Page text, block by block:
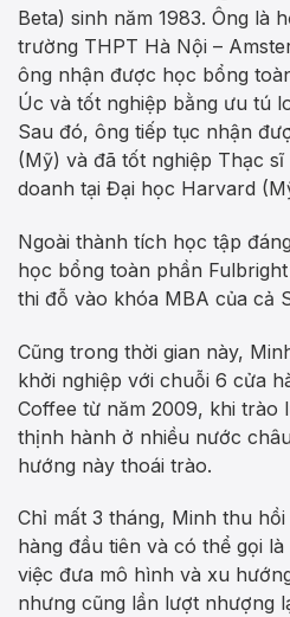
Beta) sinh năm 1983. Ông là
trường THPT Hà Nội –
ông nhận được học bổng
Úc và tốt nghiệp bằng ưu tú
Sau đó, ông tiếp tục nhận
(Mỹ) và đã tốt nghiệp Thạc
doanh tại Đại học Harvard
Ngoài thành tích học tập
học bổng toàn phần
thi đỗ vào khóa MBA của cả
Cũng trong thời gian này,
khởi nghiệp với chuỗi 6 cửa
Coffee từ năm 2009, khi trào
thịnh hành ở nhiều nước
hướng này thoái trào.
Chỉ mất 3 tháng, Minh thu
hàng đầu tiên và có thể gọi
việc đưa mô hình và xu
nhưng cũng lần lượt nhượng